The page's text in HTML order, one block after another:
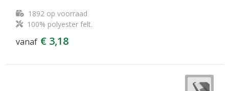
1892op voorraad
100% polyester felt.
vanaf € 3,18